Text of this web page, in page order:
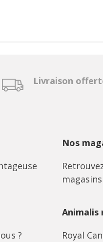
Livraison
Nos
magasins
?
Animalis
Royal